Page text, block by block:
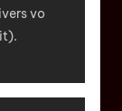
vo